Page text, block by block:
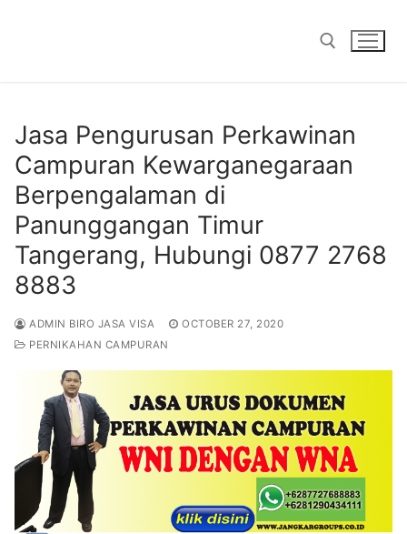
Jasa Pengurusan Perkawinan
Campuran Kewarganegaraan
Berpengalaman di
Panunggangan Timur
Tangerang, Hubungi 0877 2768
8883
ADMIN BIRO JASA VISA
OCTOBER 27, 2020
PERNIKAHAN CAMPURAN